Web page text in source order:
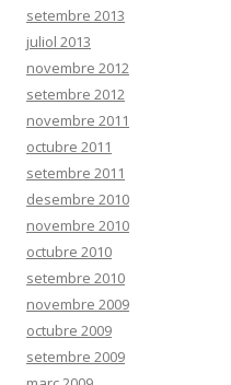
setembre 2013
juliol 2013
novembre 2012
setembre 2012
novembre 2011
octubre 2011
setembre 2011
desembre 2010
novembre 2010
octubre 2010
setembre 2010
novembre 2009
octubre 2009
setembre 2009